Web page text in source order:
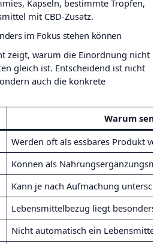
Kapseln, bestimmte Tropfen,
mit CBD-Zusatz.
im Fokus stehen können
zeigt, warum die Einordnung nicht
gleich ist. Entscheidend ist nicht
auch die konkrete
Warum
Werden oft als essbares Produkt
Können als
Kann je nach Aufmachung
Lebensmittelbezug liegt besonders
Nicht automatisch ein Lebensmittel,